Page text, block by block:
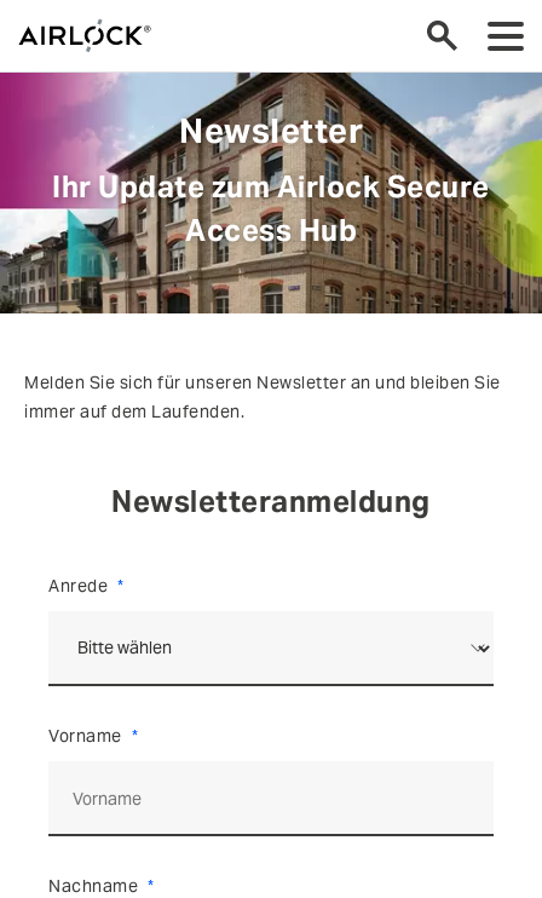
Newsletter
Ihr Update zum Airlock Secure
Access Hub
Melden Sie sich für unseren Newsletter an und bleiben Sie
immer auf dem Laufenden.
Newsletteranmeldung
Anrede
Vorname
Nachname